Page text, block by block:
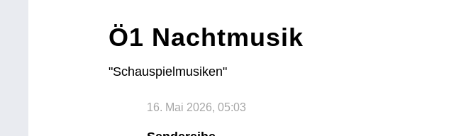
Ö1 Nachtmusik
"Schauspielmusiken"
16. Mai 2026, 05:03